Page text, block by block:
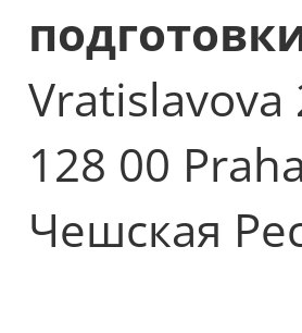
Vratislavova
128 00
Чешская